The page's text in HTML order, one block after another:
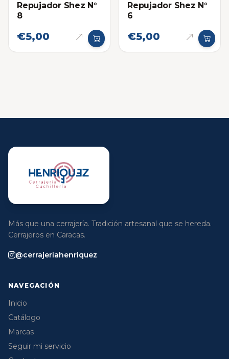
Repujador Shez N°
8
€5,00
Repujador Shez N°
6
€5,00
Más que una cerrajería. Tradición artesanal que se hereda.
Cerrajeros en Caracas.
@cerrajeriahenriquez
NAVEGACIÓN
Inicio
Catálogo
Marcas
Seguir mi servicio